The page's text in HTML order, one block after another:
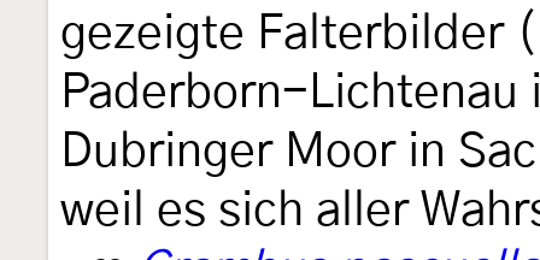
gezeigte Falterbilder
Paderborn-Lichtenau
Dubringer Moor in
weil es sich aller